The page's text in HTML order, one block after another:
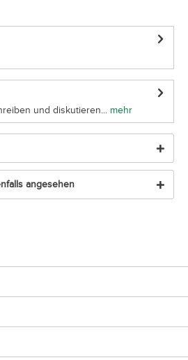
und diskutieren... mehr
angesehen